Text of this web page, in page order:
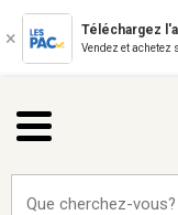
Téléchargez
Vendez et achetez
Que cherchez-vous?